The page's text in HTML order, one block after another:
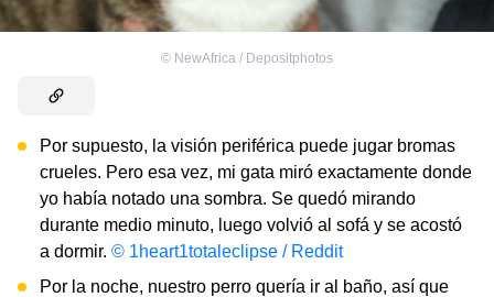
© NewAfrica / Depositphotos
Por supuesto, la visión periférica puede jugar bromas
crueles. Pero esa vez, mi gata miró exactamente donde
yo había notado una sombra. Se quedó mirando
durante medio minuto, luego volvió al sofá y se acostó
a dormir. © 1heart1totaleclipse / Reddit
Por la noche, nuestro perro quería ir al baño, así que